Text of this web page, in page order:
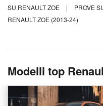
SU RENAULT ZOE
| PROVE
RENAULT ZOE (2013-24)
Modelli top